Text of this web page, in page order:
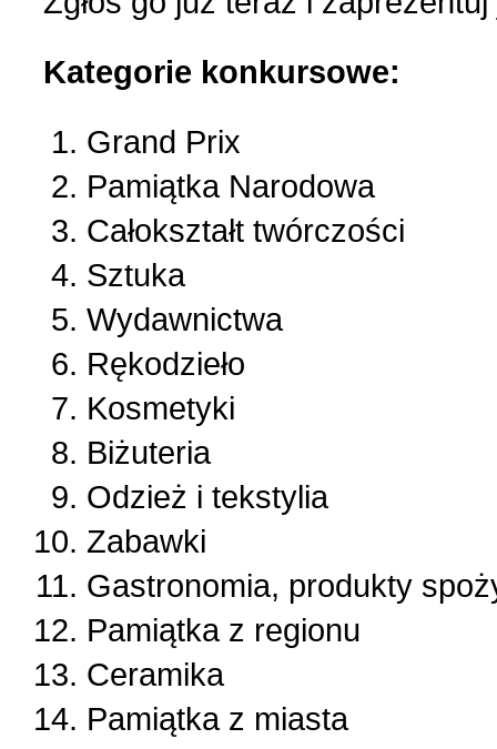
Kategorie konkursowe:
Grand Prix
Pamiątka Narodowa
Całokształt twórczości
Sztuka
Wydawnictwa
Rękodzieło
Kosmetyki
Biżuteria
Odzież i tekstylia
Zabawki
Gastronomia, produkty
Pamiątka z regionu
Ceramika
Pamiątka z miasta